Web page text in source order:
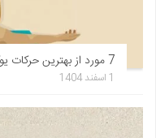
7 مورد از بهترین حرکات یوگا برای تسکین استرس
1 اسفند 1404